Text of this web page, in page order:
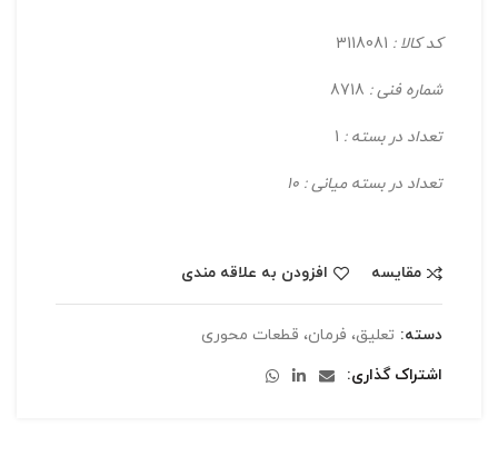
کد کالا :
شماره فنی :
تعداد در بسته :
تعداد در بسته میانی : 10
مقایسه افزودن به علاقه مندی
دسته: تعلیق، فرمان، قطعات محوری
اشتراک گذاری